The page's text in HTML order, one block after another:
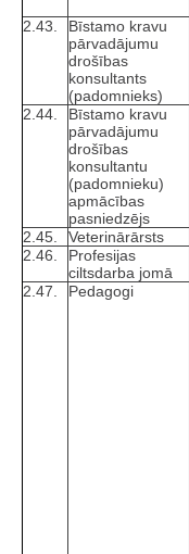
2.43.
Bīstamo kravu
pārvadājumu
drošības
konsultants
(padomnieks)
2.44.
Bīstamo kravu
pārvadājumu
drošības
konsultantu
(padomnieku)
apmācības
pasniedzējs
2.45. Veterinārārsts
2.46.
Profesijas
ciltsdarba jomā
2.47.
Pedagogi